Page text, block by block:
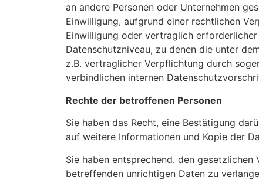
an andere Personen oder Unternehmen
Einwilligung, aufgrund einer rechtlichen
Einwilligung oder vertraglich
Datenschutzniveau, zu denen die unter
z.B. vertraglicher Verpflichtung durch
verbindlichen internen
Rechte der betroffenen Personen
Sie haben das Recht, eine Bestätigung
auf weitere Informationen und Kopie der
Sie haben entsprechend. den
betreffenden unrichtigen Daten zu